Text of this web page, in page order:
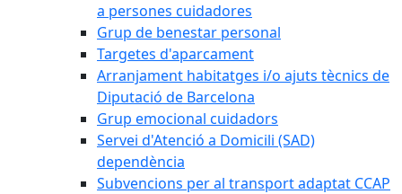
a persones cuidadores
Grup de benestar personal
Targetes d'aparcament
Arranjament habitatges i/o ajuts tècnics de
Diputació de Barcelona
Grup emocional cuidadors
Servei d'Atenció a Domicili (SAD)
dependència
Subvencions per al transport adaptat CCAP